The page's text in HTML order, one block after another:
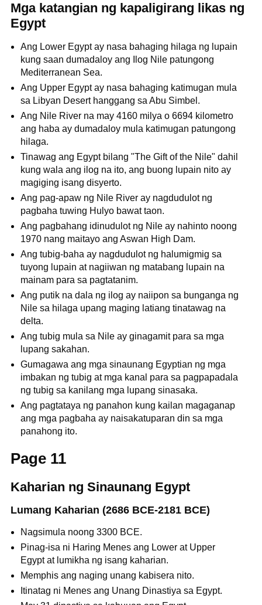
Mga katangian ng kapaligirang likas ng
Egypt
Ang Lower Egypt ay nasa bahaging hilaga ng lupain
kung saan dumadaloy ang Ilog Nile patungong
Mediterranean Sea.
Ang Upper Egypt ay nasa bahaging katimugan mula
sa Libyan Desert hanggang sa Abu Simbel.
Ang Nile River na may 4160 milya o 6694 kilometro
ang haba ay dumadaloy mula katimugan patungong
hilaga.
Tinawag ang Egypt bilang "The Gift of the Nile" dahil
kung wala ang ilog na ito, ang buong lupain nito ay
magiging isang disyerto.
Ang pag-apaw ng Nile River ay nagdudulot ng
pagbaha tuwing Hulyo bawat taon.
Ang pagbahang idinudulot ng Nile ay nahinto noong
1970 nang maitayo ang Aswan High Dam.
Ang tubig-baha ay nagdudulot ng halumigmig sa
tuyong lupain at nagiiwan ng matabang lupain na
mainam para sa pagtatanim.
Ang putik na dala ng ilog ay naiipon sa bunganga ng
Nile sa hilaga upang maging latiang tinatawag na
delta.
Ang tubig mula sa Nile ay ginagamit para sa mga
lupang sakahan.
Gumagawa ang mga sinaunang Egyptian ng mga
imbakan ng tubig at mga kanal para sa pagpapadala
ng tubig sa kanilang mga lupang sinasaka.
Ang pagtataya ng panahon kung kailan magaganap
ang mga pagbaha ay naisakatuparan din sa mga
panahong ito.
Page 11
Kaharian ng Sinaunang Egypt
Lumang Kaharian (2686 BCE-2181 BCE)
Nagsimula noong 3300 BCE.
Pinag-isa ni Haring Menes ang Lower at Upper
Egypt at lumikha ng isang kaharian.
Memphis ang naging unang kabisera nito.
Itinatag ni Menes ang Unang Dinastiya sa Egypt.